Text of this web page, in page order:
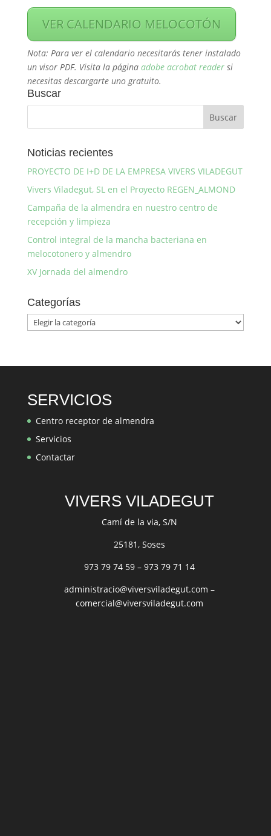
VER CALENDARIO MELOCOTÓN
Nota: Para ver el calendario necesitarás tener instalado
un visor PDF. Visita la página adobe acrobat readersi
necesitas descargarte uno gratuito.
Buscar
Noticias recientes
PROYECTO DE I+D DE LA EMPRESA VIVERS VILADEGUT
Vivers Viladegut, SL en el Proyecto REGEN_ALMOND
Campaña de la almendra en nuestro centro de
recepción y limpieza
Control integral de la mancha bacteriana en
melocotonero y almendro
XV Jornada del almendro
Categorías
Categorías
SERVICIOS
Centro receptor de almendra
Servicios
Contactar
VIVERS VILADEGUT
Camí de la via, S/N
25181, Soses
973 79 74 59 –973 79 71 14
administracio@viversviladegut.com –
comercial@viversviladegut.com